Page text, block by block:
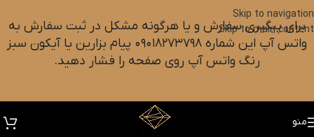
Skip to navigation
Skip to main content
برای پیگیری سفارش و یا هرگونه مشکل در ثبت سفارش به
واتس آپ این شماره ۰۹۰۱۸۲۷۳۷۹۸ پیام بزارین یا آیکون سبز
رنگ واتس آپ روی صفحه را فشار دهید.
منو